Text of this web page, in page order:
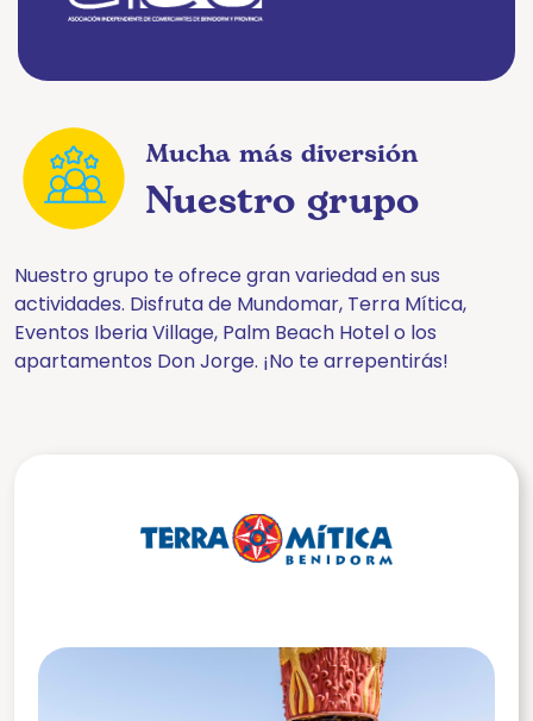
Mucha más diversión
Nuestro grupo
Nuestro grupo te ofrece gran variedad en sus
actividades. Disfruta de Mundomar, Terra Mítica,
Eventos Iberia Village, Palm Beach Hotel o los
apartamentos Don Jorge. ¡No te arrepentirás!